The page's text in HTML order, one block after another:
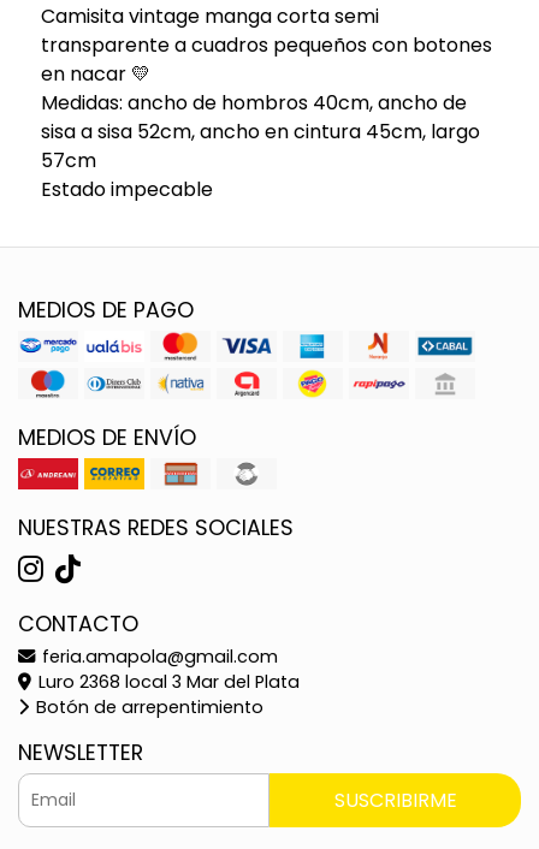
Camisita vintage manga corta semi
transparente a cuadros pequeños con botones
en nacar 💛
Medidas: ancho de hombros 40cm, ancho de
sisa a sisa 52cm, ancho en cintura 45cm, largo
57cm
Estado impecable
MEDIOS DE PAGO
MEDIOS DE ENVÍO
NUESTRAS REDES SOCIALES
CONTACTO
feria.amapola@gmail.com
Luro 2368 local 3 Mar del Plata
Botón de arrepentimiento
NEWSLETTER
SUSCRIBIRME